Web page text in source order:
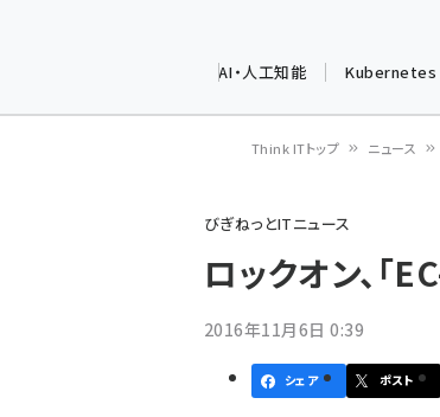
AI・人工知能 Kubernetes
ン
く
ず
Think ITトップ ニュース
びぎねっとITニュース
ロックオン、「
2016年11月6日 0:39
シェア ポスト